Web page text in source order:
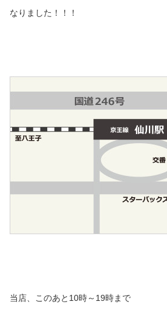
なりました！！！
当店、このあと10時～19時まで